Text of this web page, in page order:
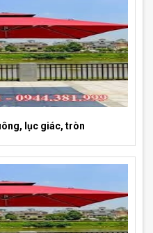
lục giác, tròn